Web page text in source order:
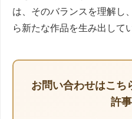
は、そのバランスを理解し
ら新たな作品を生み出して
お問い合わせはこち
許